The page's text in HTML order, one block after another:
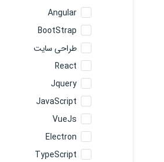
Angular
BootStrap
طراحی سایت
React
Jquery
JavaScript
VueJs
Electron
TypeScript